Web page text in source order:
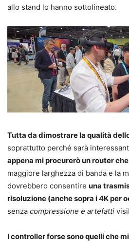
allo stand lo hanno sottolineato.
Tutta da dimostrare la qualità
soprattutto perché sarà
appena mi procurerò un router
maggiore larghezza di banda e la
dovrebbero consentire una
risoluzione (anche sopra i 4K per
senza compressione e artefatti
I controller forse sono quelli che